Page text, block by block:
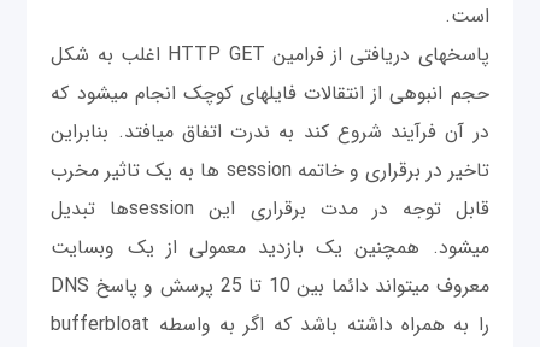
است.
پاسخ‎های دریافتی از فرامین HTTP GET اغلب به شکل
حجم انبوهی از انتقالات فایل‎های کوچک انجام می‎شود که
در آن فرآیند شروع کند به ندرت اتفاق می‎افتد. بنابراین
تاخیر در برقراری و خاتمه session ها به یک تاثیر مخرب
قابل توجه در مدت برقراری این sessionها تبدیل
می‎شود. همچنین یک بازدید معمولی از یک وب‎سایت
معروف می‎تواند دائما بین 10 تا 25 پرسش و پاسخ DNS
را به همراه داشته باشد که اگر به واسطه bufferbloat